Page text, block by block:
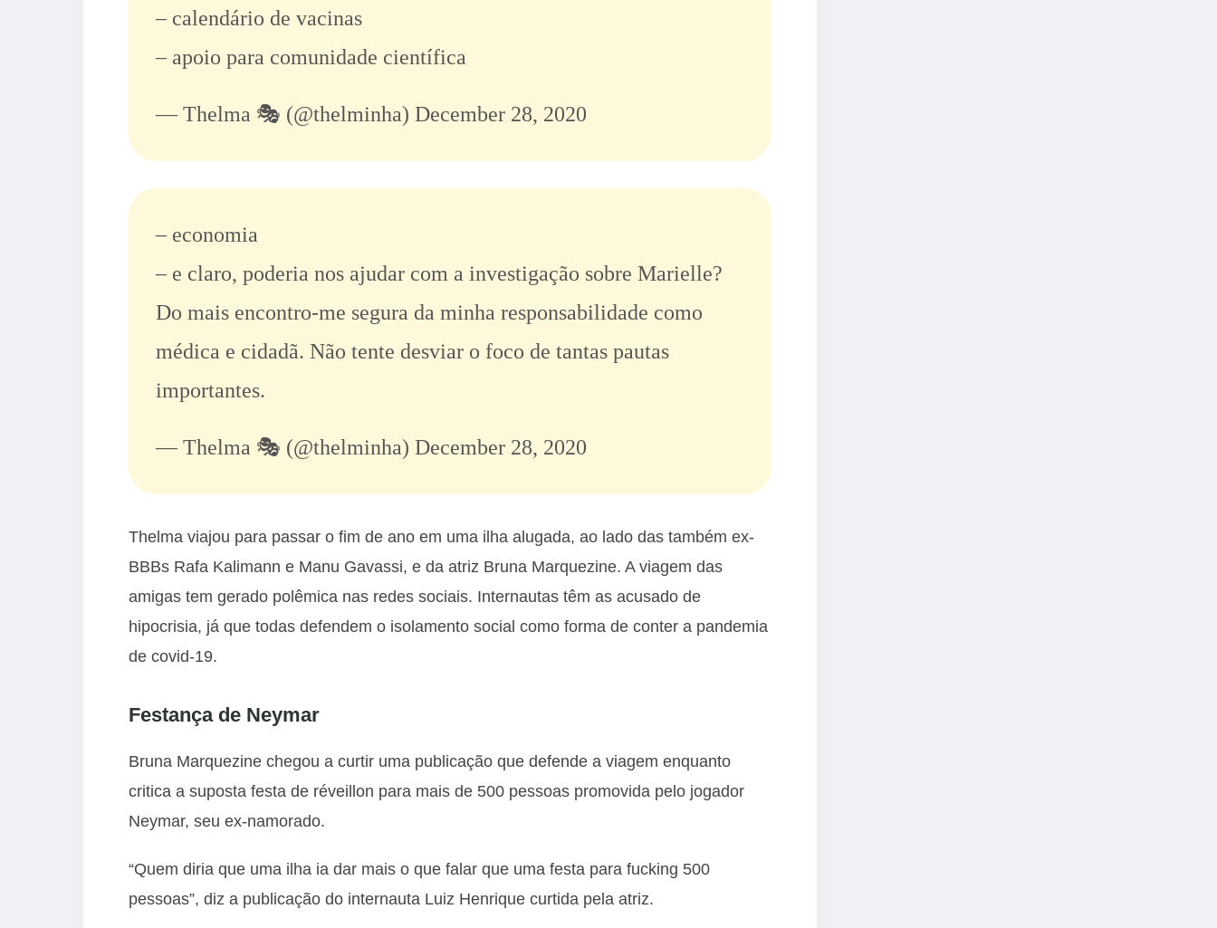
– calendário de vacinas
– apoio para comunidade científica
— Thelma 🎭 (@thelminha) December 28, 2020
– economia
– e claro, poderia nos ajudar com a investigação sobre Marielle?
Do mais encontro-me segura da minha responsabilidade como
médica e cidadã. Não tente desviar o foco de tantas pautas
importantes.
— Thelma 🎭 (@thelminha) December 28, 2020
Thelma viajou para passar o fim de ano em uma ilha alugada, ao lado das também ex-
BBBs Rafa Kalimann e Manu Gavassi, e da atriz Bruna Marquezine. A viagem das
amigas tem gerado polêmica nas redes sociais. Internautas têm as acusado de
hipocrisia, já que todas defendem o isolamento social como forma de conter a pandemia
de covid-19.
Festança de Neymar
Bruna Marquezine chegou a curtir uma publicação que defende a viagem enquanto
critica a suposta festa de réveillon para mais de 500 pessoas promovida pelo jogador
Neymar, seu ex-namorado.
“Quem diria que uma ilha ia dar mais o que falar que uma festa para fucking 500
pessoas”, diz a publicação do internauta Luiz Henrique curtida pela atriz.